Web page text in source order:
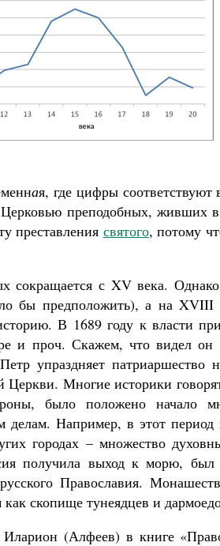
ая, где цифры соответствуют
преподобных, живших
преставления святого, потому
сокращается с XV века.
бы предположить), а на XVIII
В 1689 году к власти
и проч. Скажем, что видел
упраздняет патриаршество
Многие историки
было положено начало
Например, в этот
городах – множество
получила выход к морю,
Православия.
скопище тунеядцев и
(Алфеев) в книге